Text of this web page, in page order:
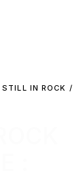
STILL IN ROCK